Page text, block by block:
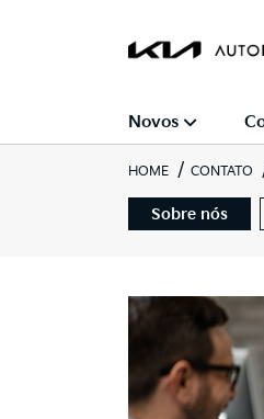
Novos
HOME CONTATO
Sobre nós